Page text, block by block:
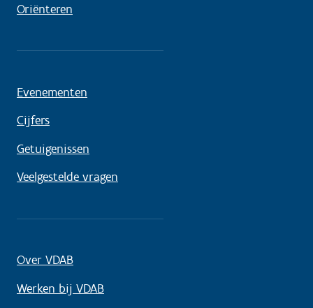
Oriënteren
Evenementen
Cijfers
Getuigenissen
Veelgestelde vragen
Over VDAB
Werken bij VDAB